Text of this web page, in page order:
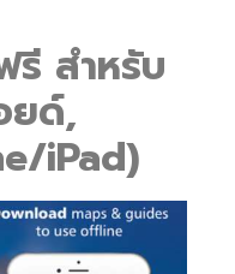
สำหรับ
ยด์,
iPad)